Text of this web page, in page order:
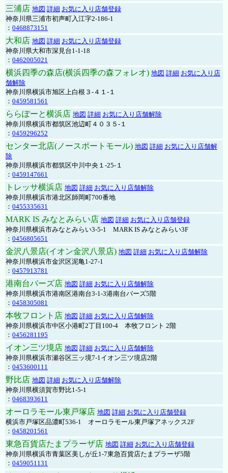
三浦店 地図 詳細 お気に入り店舗登録
神奈川県三浦市初声町入江字2-186-1
： 0468873151
大和店 地図 詳細 お気に入り店舗登録
神奈川県大和市深見台1-1-18
： 0462005021
横浜四季の森店(横浜四季の森フォレオ) 地図 詳細 お気に入り店
舗解除
神奈川県横浜市旭区上白根３-４１-１
： 0459581561
ららぽーと横浜店 地図 詳細 お気に入り店舗解除
神奈川県横浜市都筑区池辺町４０３５-１
： 0459296252
センター北店(ノースポートモール) 地図 詳細 お気に入り店舗解
除
神奈川県横浜市都筑区中川中央１-25-１
： 0459147661
トレッサ横浜店 地図 詳細 お気に入り店舗解除
神奈川県横浜市港北区師岡町700番地
： 0455335631
MARK IS みなとみらい店 地図 詳細 お気に入り店舗登録
神奈川県横浜市みなとみらい3-5-1 MARK IS みなとみらい3F
： 0456805651
金沢八景店(イオン金沢八景店) 地図 詳細 お気に入り店舗解除
神奈川県横浜市金沢区泥亀1-27-1
： 0457913781
港南台バーズ店 地図 詳細 お気に入り店舗解除
神奈川県横浜市港南区港南台3-1-3港南台バーズ5階
： 0458305081
本牧フロント店 地図 詳細 お気に入り店舗解除
神奈川県横浜市中区小港町2丁目100-4 本牧フロント 2階
： 0456281195
イオン三ツ境店 地図 詳細 お気に入り店舗解除
神奈川県横浜市瀬谷区三ッ境7-1イオン三ツ境店2階
： 0453600111
野比店 地図 詳細 お気に入り店舗解除
神奈川県横須賀市野比1-5-1
： 0468393611
オーロラモール東戸塚店 地図 詳細 お気に入り店舗登録
横浜市戸塚区品濃町536-1 オーロラモール東戸塚アネックス2F
： 0458201561
東急百貨店たまプラーザ店 地図 詳細 お気に入り店舗登録
神奈川県横浜市青葉区美しが丘1-7東急百貨店たまプラーザ5階
： 0459051131